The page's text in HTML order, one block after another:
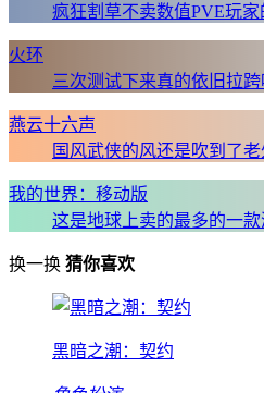
疯狂割草不卖数值PVE玩家
火环
三次测试下来真的依旧拉跨
燕云十六声
国风武侠的风还是吹到了
我的世界：移动版
这是地球上卖的最多的一
换一换 猜你喜欢
黑暗之潮：契约